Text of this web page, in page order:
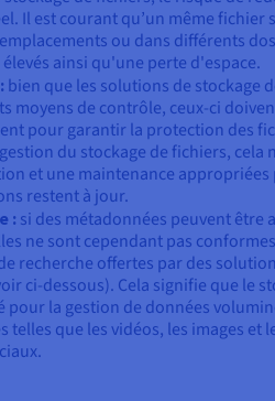
Il est courant qu’un même fichier
ou dans différents
ainsi qu'une perte d'espace.
bien que les solutions de stockage
moyens de contrôle, ceux-ci
pour garantir la protection des
du stockage de fichiers, cela
et une maintenance appropriées
restent à jour.
: si des métadonnées peuvent être
ne sont cependant pas
recherche offertes par des
ci-dessous). Cela signifie que le
pour la gestion de données
telles que les vidéos, les images et